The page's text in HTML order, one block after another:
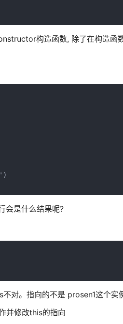
构造函数, 除了在构造函
会是什么结果呢?
对。指向的不是 prosen1这个实
并修改this的指向